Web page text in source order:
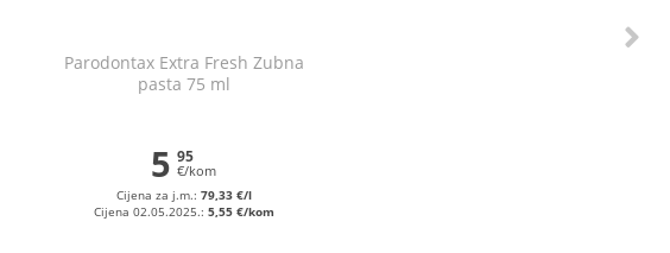
Parodontax Extra Fresh Zubna
pasta 75 ml
5 95
€/kom
Cijena za j.m.: 79,33 €/l
Cijena 02.05.2025.: 5,55 €/kom